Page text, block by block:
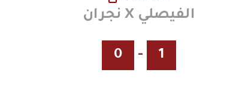
نجران X الفيصلي
0 - 1